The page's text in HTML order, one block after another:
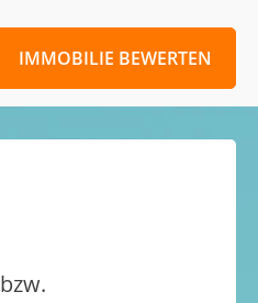
IMMOBILIE BEWERTEN
bzw.